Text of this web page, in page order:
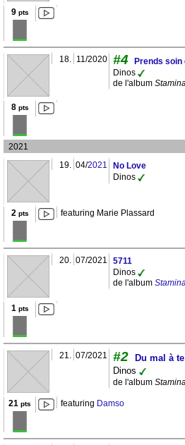
9pts
18. 11/2020 #4
Prends soin
Dinos
de l'album
8pts
2021
19. 04/2021
No Love
Dinos
2 pts featuring Marie Plassard
20. 07/2021
5711
Dinos
de l'album
1 pts
21. 07/2021 #2
Du mal à
Dinos
de l'album
21 pts featuring Damso